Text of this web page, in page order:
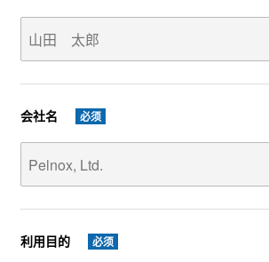
会社名 必须
利用目的 必须